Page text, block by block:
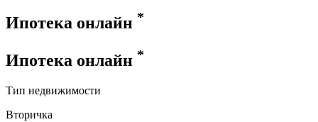
Ипотека онлайн *
Ипотека онлайн *
Тип недвижимости
Вторичка